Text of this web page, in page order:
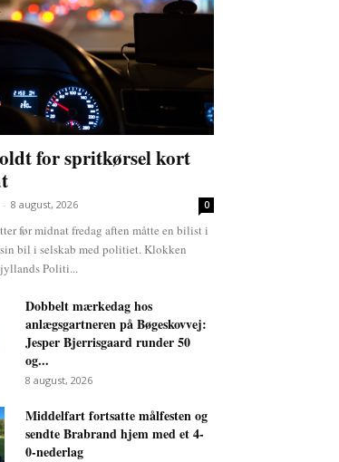
for spritkørsel kort
- 8 august, 2026 0
før midnat fredag aften måtte en bilist i
bil i selskab med politiet. Klokken
Politi...
Dobbelt mærkedag hos
anlægsgartneren på Bøgeskovvej:
Jesper Bjerrisgaard runder 50
og...
8 august, 2026
Middelfart fortsatte målfesten og
sendte Brabrand hjem med et 4-
0-nederlag